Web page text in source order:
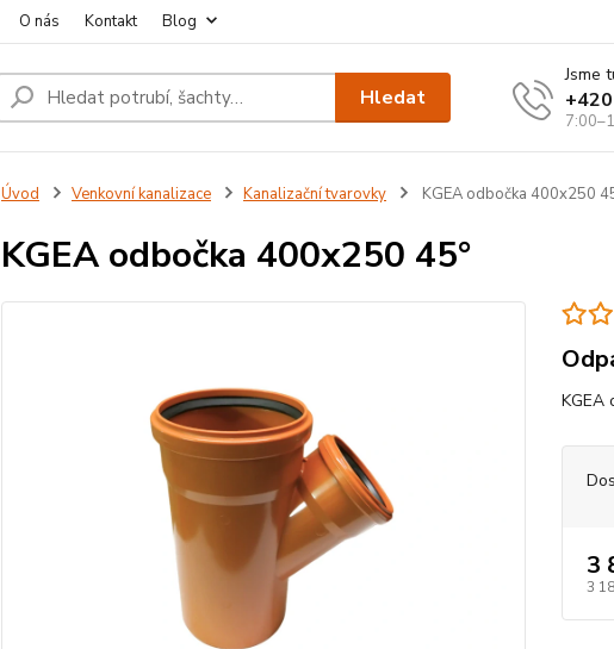
O nás Kontakt Blog
Hledat
Jsme
Úvod Venkovní kanalizace Kanalizační tvarovky KGEA odbočka 400x250
KGEA odbočka 400x250 45°
KGEA
3
3